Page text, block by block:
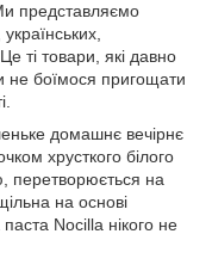
представляємо
ті товари, які давно
не боїмося пригощати
домашнє вечірнє
хрусткого білого
перетворюється на
на основі
Nocilla нікого не